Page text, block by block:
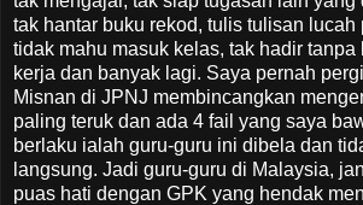
tak hantar buku rekod, tulis tulisan lucah
tidak mahu masuk kelas, tak hadir tanpa
kerja dan banyak lagi. Saya pernah
Misnan di JPNJ membincangkan
paling teruk dan ada 4 fail yang saya
berlaku ialah guru-guru ini dibela dan
langsung. Jadi guru-guru di Malaysia,
puas hati dengan GPK yang hendak